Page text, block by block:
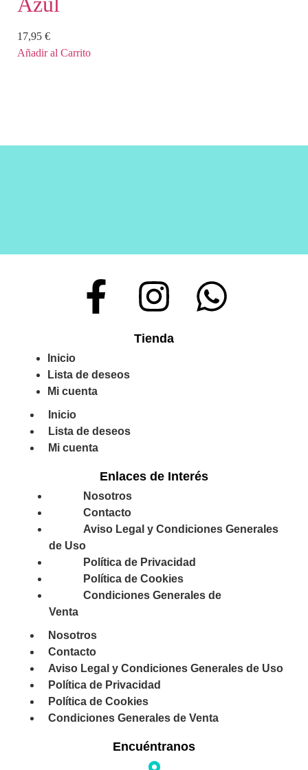
17,95 €
Añadir al Carrito
Tienda
Inicio
Lista de deseos
Mi cuenta
Inicio
Lista de deseos
Mi cuenta
Enlaces de Interés
Nosotros
Contacto
Aviso Legal y Condiciones Generales
de Uso
Política de Privacidad
Política de Cookies
Condiciones Generales de
Venta
Nosotros
Contacto
Aviso Legal y Condiciones Generales de Uso
Política de Privacidad
Política de Cookies
Condiciones Generales de Venta
Encuéntranos